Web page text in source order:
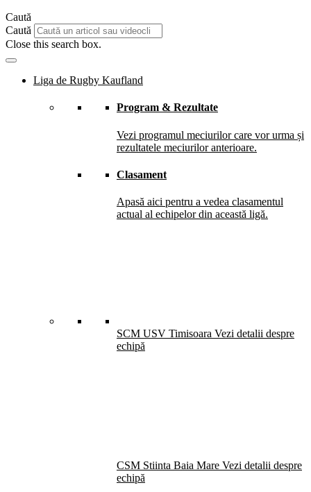
Caută
Caută
Close this search box.
Liga de Rugby Kaufland
Program & Rezultate
Vezi programul meciurilor care vor urma și
rezultatele meciurilor anterioare.
Clasament
Apasă aici pentru a vedea clasamentul
actual al echipelor din această ligă.
SCM USV Timisoara Vezi detalii despre
echipă
CSM Stiinta Baia Mare Vezi detalii despre
echipă